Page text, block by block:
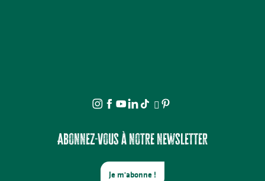
Abonnez-vous à notre newsletter
Je m'abonne !